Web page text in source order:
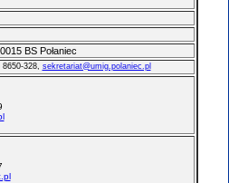
BS Połaniec
328, sekretariat@umig.polaniec.pl